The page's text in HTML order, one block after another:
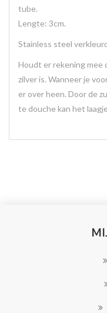
tube.
Lengte: 3cm.
Stainless steel
Houdt er rekening mee
zilver is. Wanneer je
er over heen. Door de
te douche kan het